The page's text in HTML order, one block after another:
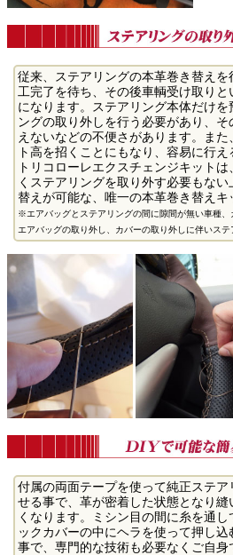
従来、ステアリングの本革巻き替え
工完了を待ち、その後車輌受け取り
になります。ステアリング本体だけ
ングの取り外しを行う必要があり、
えないなどの不便さがあります。ま
ト高を招くことにもなり、容易に行え
トリコローレエクスチェンジキット
くステアリングを取り外す必要もな
替えが可能な、唯一の本革巻き替えキ
※エアバッグとステアリングの間に隙間が無い車種、
エアバッグの取り外し、カバーの取り外しに伴いステ
付属の両面テープを使って純正ステ
せる事で、革が密着した状態となり縫
くなります。ミシン目の間に糸を通
ックカバーの中にヘラを使って押し
事で、専門的な技術も必要なくご自身